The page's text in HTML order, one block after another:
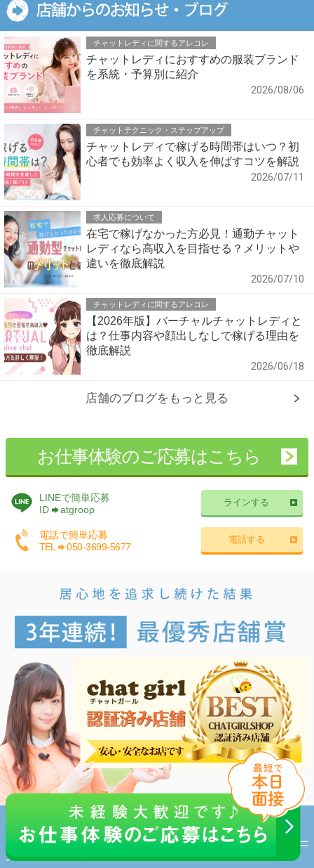
チャットレディに関するアレコレ
チャットレディにおすすめの服装ブランド
を系統・予算別に紹介
2026/08/06
チャットテクニック・ステップアップ
チャットレディで稼げる時間帯はいつ？初
心者でも効率よく収入を伸ばすコツを解説
2026/07/11
求人応募について
在宅で稼げなかった方必見！通勤チャット
レディなら高収入を目指せる？メリットや
違いを徹底解説
2026/07/10
チャットレディに関するアレコレ
【2026年版】バーチャルチャットレディと
は？仕事内容や顔出しなしで稼げる理由を
徹底解説
2026/06/18
店舗のブログをもっと見る
お仕事体験のご応募はこちら
LINEで簡単応募
ID
atgroop
ラインする
電話で簡単応募
TEL
050-3699-5677
電話する
女性のための高収入バイト
トップページ 会社概要 プライバシーポリシー